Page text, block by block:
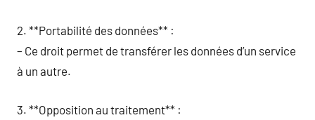
2. **Portabilité des données** :
– Ce droit permet de transférer les données d’un service
à un autre.
3. **Opposition au traitement** :